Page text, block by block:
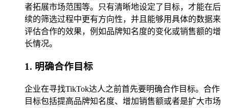
者拓展市场范围等。只有清晰地设定了目标，才能在后
续的筛选过程中更有方向性，并且能够用具体的数据来
评估合作的效果，例如品牌知名度的变化或销售额的增
长情况。
1. 明确合作目标
企业在寻找TikTok达人之前首先要明确合作目标。合作
目标包括提高品牌知名度、增加销售额或者是扩大市场